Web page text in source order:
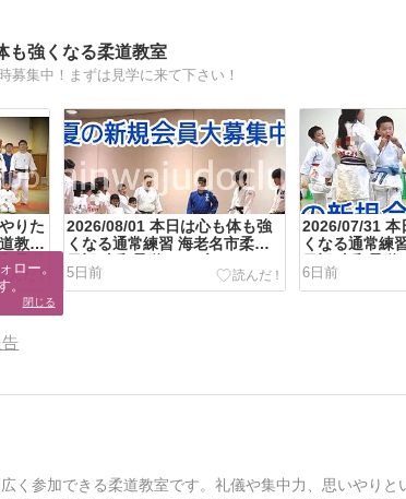
強くなる柔道教室
募集中！まずは見学に来て下さい！
りた
教室
柔道
2026/08/01 本日は心も体も強
くなる通常練習 海老名市柔道
日記 真和柔道クラブ
5日前
2026/07/31 本
くなる通常練
日記 真和柔道
6日前
く参加できる柔道教室です。礼儀や集中力、思いやりと
ロー。
。
閉じる